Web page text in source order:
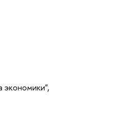
экономики",